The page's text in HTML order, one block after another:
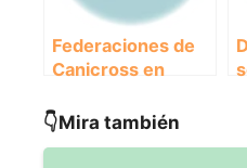
Federaciones de
Canicross en
que debes saber
👇Mira también